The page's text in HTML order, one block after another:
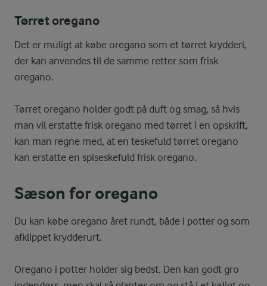
Tørret oregano
Det er muligt at købe oregano som et tørret krydderi,
der kan anvendes til de samme retter som frisk
oregano.
Tørret oregano holder godt på duft og smag, så hvis
man vil erstatte frisk oregano med tørret i en opskrift,
kan man regne med, at en teskefuld tørret oregano
kan erstatte en spiseskefuld frisk oregano.
Sæson for oregano
Du kan købe oregano året rundt, både i potter og som
afklippet krydderurt.
Oregano i potter holder sig bedst. Den kan godt gro